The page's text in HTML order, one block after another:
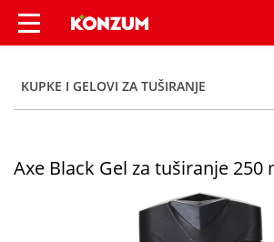
Axe Black Gel za tuširanje
KUPKE I GELOVI ZA TUŠIRANJE
Axe Black Gel za tuširanje 250